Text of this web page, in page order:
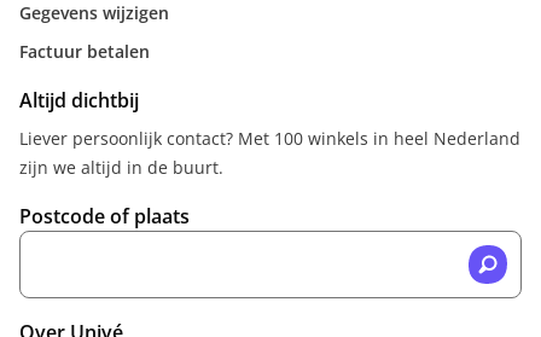
Gegevens wijzigen
Factuur betalen
Altijd dichtbij
Liever persoonlijk contact? Met 100 winkels in heel Nederland
zijn we altijd in de buurt.
Postcode of plaats